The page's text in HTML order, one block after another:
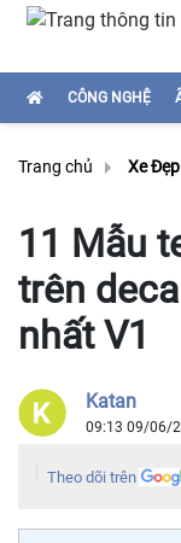
CÔNG NGHỆ
Trang chủ Xe Đẹp
11 Mẫu
trên
nhất V1
Katan
09:13 09/06/
Theo dõi trên